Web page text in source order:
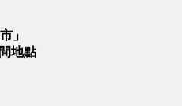
」
地點